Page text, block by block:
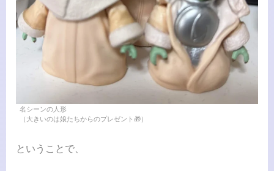
名シーンの人形
（大きいのは娘たちからのプレゼント🎁）
ということで、